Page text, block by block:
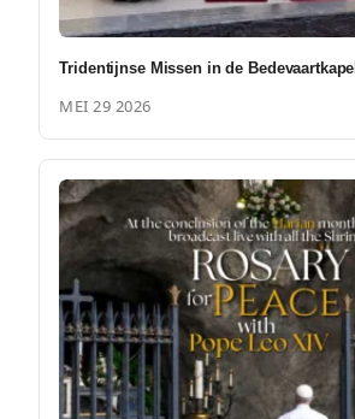
Tridentijnse Missen in de Bedevaartkapel
MEI 29 2026